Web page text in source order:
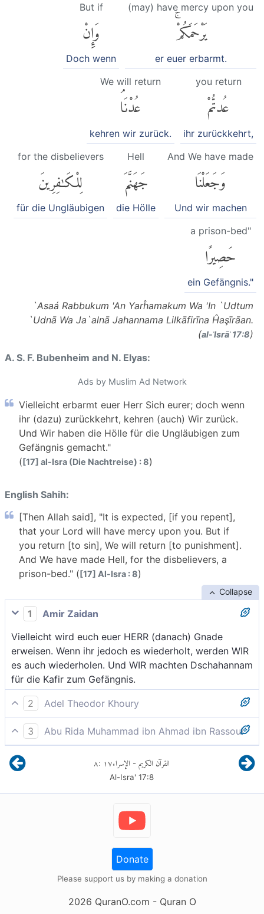
(may) have mercy upon you
يَرْحَمَكُمْۚ
er euer erbarmt.
But if
وَإِنْ
Doch wenn
you return
عُدتُّمْ
ihr zurückkehrt,
We will return
عُدْنَاۘ
kehren wir zurück.
And We have made
وَجَعَلْنَا
Und wir machen
Hell
جَهَنَّمَ
die Hölle
for the disbelievers
لِلْكَٰفِرِينَ
für die Ungläubigen
a prison-bed"
حَصِيرًا
ein Gefängnis."
`Asaá Rabbukum 'An Yarĥamakum Wa 'In `Udtum
`Udnā Wa Ja`alnā Jahannama Lilkāfirīna Ĥaşīrāan.
(al-ʾIsrāʾ 17:8)
A. S. F. Bubenheim and N. Elyas:
Ads by Muslim Ad Network
Vielleicht erbarmt euer Herr Sich eurer; doch wenn
ihr (dazu) zurückkehrt, kehren (auch) Wir zurück.
Und Wir haben die Hölle für die Ungläubigen zum
Gefängnis gemacht."
([17] al-Isra (Die Nachtreise) : 8)
English Sahih:
[Then Allah said], "It is expected, [if you repent],
that your Lord will have mercy upon you. But if
you return [to sin], We will return [to punishment].
And We have made Hell, for the disbelievers, a
prison-bed." ([17] Al-Isra : 8)
Collapse
1
Amir Zaidan
Vielleicht wird euch euer HERR (danach) Gnade
erweisen. Wenn ihr jedoch es wiederholt, werden WIR
es auch wiederholen. Und WIR machten Dschahannam
für die Kafir zum Gefängnis.
2
Adel Theodor Khoury
Möge euer Herr sich euer erbarmen! Und wenn ihr
(dazu) zurückkehrt, kehren Wir (auch) zurück. Und
Wir haben die Hölle zum Gefängnis für die
Ungläubigen gemacht.»
3
Abu Rida Muhammad ibn Ahmad ibn Rassoul
Es ist möglich, daß euer Herr Sich eurer erbarmt;
doch wenn ihr zurückkehrt, so wollen (auch) Wir
zurückkehren; und Wir haben Gahannam zu einem
Gefängnis für die Ungläubigen gemacht.
القرآن الكريم - الإسراء١٧ :٨
Al-Isra' 17:8
Donate
Please support us by making a donation
2026 QuranO.com - Quran O